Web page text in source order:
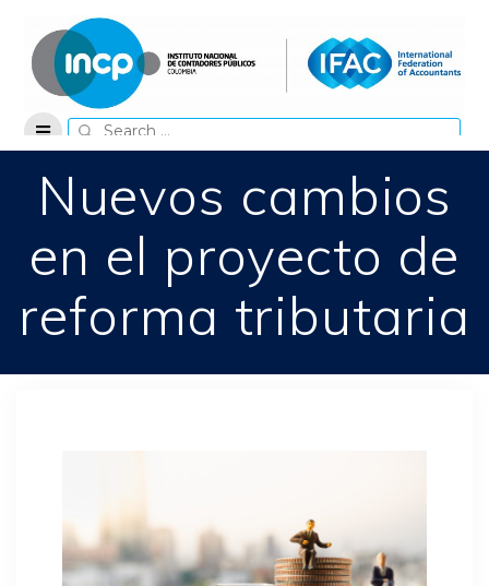
content
Search
for:
Nuevos cambios
en el proyecto de
reforma tributaria